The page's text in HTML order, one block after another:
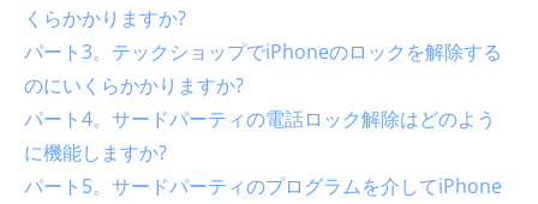
くらかかりますか?
パート3。テックショップでiPhoneのロックを解除する
のにいくらかかりますか?
パート4。サードパーティの電話ロック解除はどのよう
に機能しますか?
パート5。サードパーティのプログラムを介してiPhone